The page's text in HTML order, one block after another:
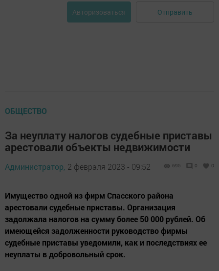
Авторизоваться Отправить
ОБЩЕСТВО
За неуплату налогов судебные приставы
арестовали объекты недвижимости
Администратор, 2 февраля 2023 - 09:52 695 0 0
Имущество одной из фирм Спасского района
арестовали судебные приставы. Организация
задолжала налогов на сумму более 50 000 рублей. Об
имеющейся задолженности руководство фирмы
судебные приставы уведомили, как и последствиях ее
неуплаты в добровольный срок.